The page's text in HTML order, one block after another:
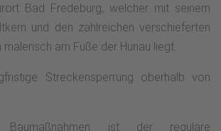
Bad Fredeburg, welcher mit seinem
und den zahlreichen verschieferten
am Fuße der Hunau liegt.
Streckensperrung oberhalb von
ist der reguläre